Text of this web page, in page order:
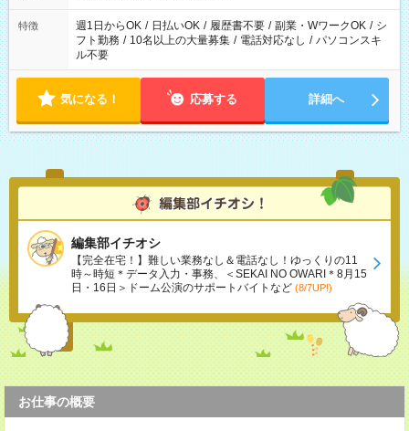
ください！
特徴 週1日からOK / 日払いOK / 履歴書不要 / 副業・WワークOK / シ
フト勤務 / 10名以上の大量募集 / 電話対応なし / パソコンスキ
ル不要
気になる！ 応募する 詳細へ
編集部イチオシ
【完全在宅！】難しい業務なし＆電話なし！ゆっくりの11
時～時短＊データ入力・事務、＜SEKAI NO OWARI＊8月15
日・16日＞ドーム公演のサポートバイトなど (8/7UP!)
お仕事の概要